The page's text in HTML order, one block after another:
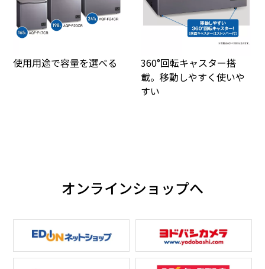
使用用途で容量を選べる
360°回転キャスター搭
載。移動しやすく使いや
すい
オンラインショップへ